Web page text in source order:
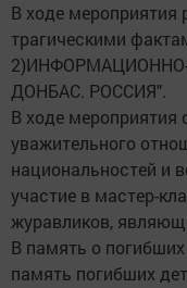
В ходе мероприятия
трагическими
ДОНБАС. РОССИЯ".
В ходе
уважительного
национальностей и
участие в мастер-
журавликов,
В память о
память погибших